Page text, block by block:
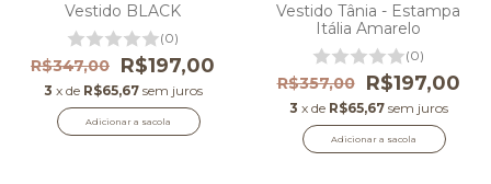
Vestido BLACK
(0)
R$347,00 R$197,00
3 x de R$65,67 sem juros
Adicionar a sacola
Vestido Tânia - Estampa
Itália Amarelo
(0)
R$357,00 R$197,00
3 x de R$65,67 sem juros
Adicionar a sacola